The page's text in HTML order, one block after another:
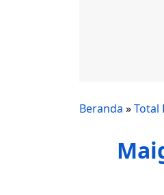
Beranda »Total